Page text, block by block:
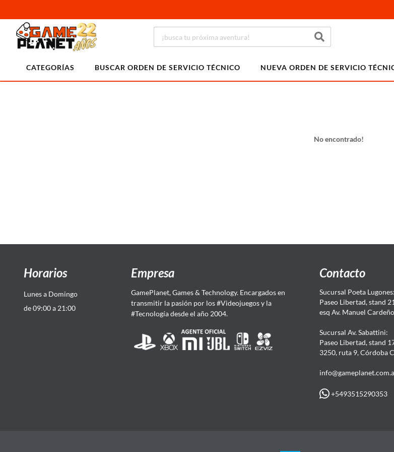
CATEGORÍAS BUSCAR ORDEN DE SERVICIO TÉCNICO NUEVA ORDEN DE SERVICIO
No encontrado!
Horarios
Lunes a Domingo
de 09:00 a 21:00
Empresa
GamePlanet, Games & Technology. Encargados en
transmitir la pasión por los #Videojuegos y la
#Tecnología desde el año 2004.
Contacto
Sucursal Poeta Lugones:
Paseo Libertad, stand
esq Av. Manuel
Sucursal Av. Sabattini:
Paseo Libertad, stand
3250, ruta 9, Córdoba
+5493515290353